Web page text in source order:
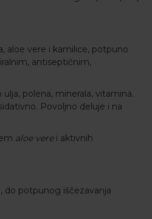
, aloe vere i kamilice, potpuno
antiseptičnim,
polena, minerala, vitamina.
Povoljno deluje i na
aloe verei aktivnih
do potpunog iščezavanja